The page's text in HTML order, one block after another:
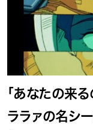
「あなたの来
ララァの名シーンとコラ